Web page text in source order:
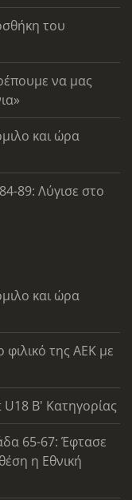
του
να μας
και ώρα
89: Λύγισε στο
και ώρα
της ΑΕΚ με
U18 Β' Κατηγορίας
65-67: Έφτασε
η Εθνική